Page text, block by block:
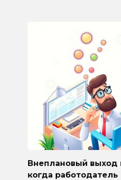
Внеплановый выход
когда